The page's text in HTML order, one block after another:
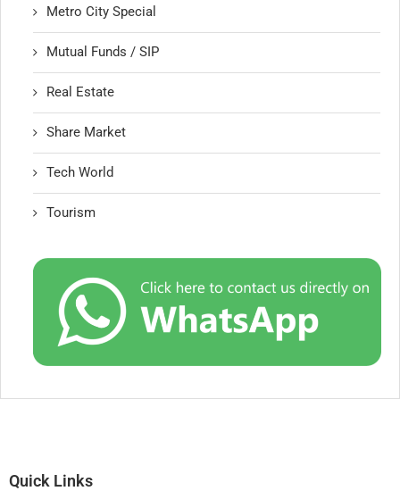
Metro City Special
Mutual Funds / SIP
Real Estate
Share Market
Tech World
Tourism
Quick Links